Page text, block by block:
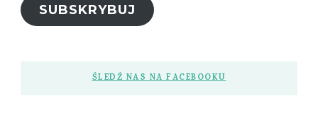
SUBSKRYBUJ
ŚLEDŹ NAS NA FACEBOOKU